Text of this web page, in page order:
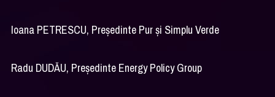
Ioana PETRESCU, Președinte Pur și Simplu Verde
Radu DUDĂU, Președinte Energy Policy Group